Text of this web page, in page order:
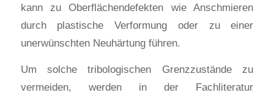
kann zu Oberflächendefekten wie Anschmieren
durch plastische Verformung oder zu einer
unerwünschten Neuhärtung führen.
Um solche tribologischen Grenzzustände zu
vermeiden, werden in der Fachliteratur